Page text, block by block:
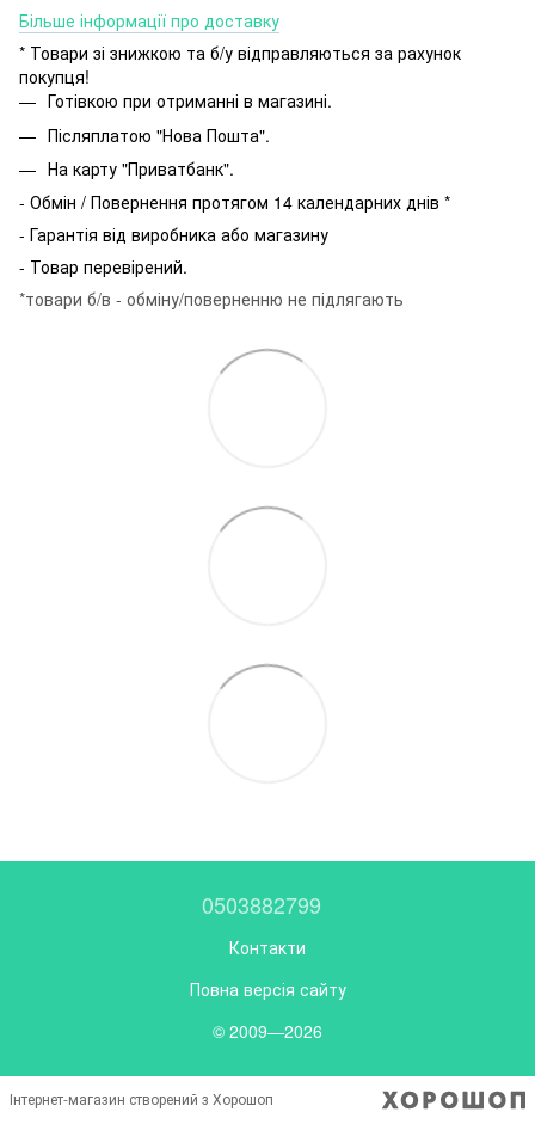
Більше інформації про доставку
* Товари зі знижкою та б/у відправляються за рахунок
покупця!
Готівкою при отриманні в магазині.
Післяплатою "Нова Пошта".
На карту "Приватбанк".
- Обмін / Повернення протягом 14 календарних днів *
- Гарантія від виробника або магазину
- Товар перевірений.
*товари б/в - обміну/поверненню не підлягають
0503882799
Контакти
Повна версія сайту
© 2009—2026
Інтернет-магазин створений з Хорошоп